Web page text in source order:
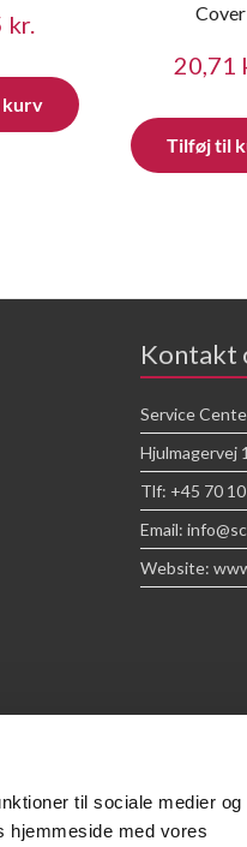
til sociale medier og
hjemmeside med vores
kr.
Cover
20,71
Tilføj til
Kontakt
Service
Hjulmagervej
Tlf: +45 70
Email:
Website: